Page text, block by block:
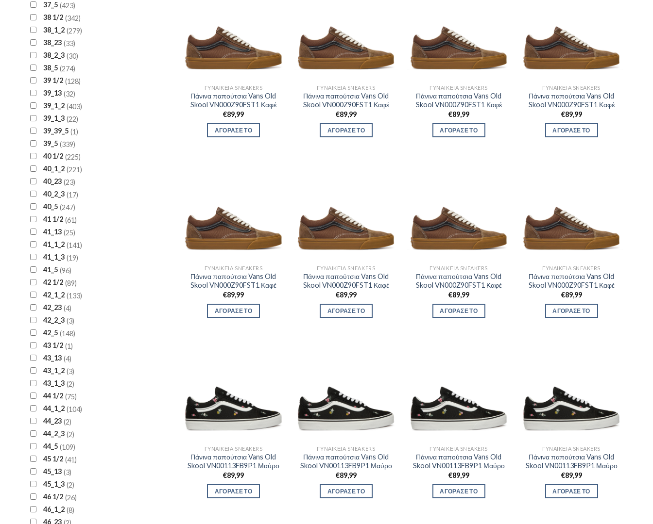
37_5 423
38 1/2 342
38_1_2 279
38_23 33
38_2_3 30
38_5 274
39 1/2 128
39_13 32
39_1_2 403
39_1_3 22
39_39_5 1
39_5 339
40 1/2 225
40_1_2 221
40_23 23
40_2_3 17
40_5 247
41 1/2 61
41_13 25
41_1_2 141
41_1_3 19
41_5 96
42 1/2 89
42_1_2 133
42_23 4
42_2_3 3
42_5 148
43 1/2 1
43_13 4
43_1_2 3
43_1_3 2
44 1/2 75
44_1_2 104
44_23 2
44_2_3 2
44_5 109
45 1/2 41
45_13 3
45_1_3 2
46 1/2 26
46_1_2 8
46_23
ΓΥΝΑΙΚΕΊΑ SNEAKERS
Πάνινα παπούτσια Vans Old
Skool VN000Z90FST1 Καφέ
€89,99
ΑΓΟΡΑΣΕ ΤΟ
ΓΥΝΑΙΚΕΊΑ SNEAKERS
Πάνινα παπούτσια Vans Old
Skool VN000Z90FST1 Καφέ
€89,99
ΑΓΟΡΑΣΕ ΤΟ
ΓΥΝΑΙΚΕΊΑ SNEAKERS
Πάνινα παπούτσια Vans Old
Skool VN000Z90FST1 Καφέ
€89,99
ΑΓΟΡΑΣΕ ΤΟ
ΓΥΝΑΙΚΕΊΑ SNEAKERS
Πάνινα παπούτσια Vans Old
Skool VN000Z90FST1 Καφέ
€89,99
ΑΓΟΡΑΣΕ ΤΟ
ΓΥΝΑΙΚΕΊΑ SNEAKERS
Πάνινα παπούτσια Vans Old
Skool VN000Z90FST1 Καφέ
€89,99
ΑΓΟΡΑΣΕ ΤΟ
ΓΥΝΑΙΚΕΊΑ SNEAKERS
Πάνινα παπούτσια Vans Old
Skool VN000Z90FST1 Καφέ
€89,99
ΑΓΟΡΑΣΕ ΤΟ
ΓΥΝΑΙΚΕΊΑ SNEAKERS
Πάνινα παπούτσια Vans Old
Skool VN000Z90FST1 Καφέ
€89,99
ΑΓΟΡΑΣΕ ΤΟ
ΓΥΝΑΙΚΕΊΑ SNEAKERS
Πάνινα παπούτσια Vans Old
Skool VN000Z90FST1 Καφέ
€89,99
ΑΓΟΡΑΣΕ ΤΟ
ΓΥΝΑΙΚΕΊΑ SNEAKERS
Πάνινα παπούτσια Vans Old
Skool VN00113FB9P1 Μαύρο
€89,99
ΑΓΟΡΑΣΕ ΤΟ
ΓΥΝΑΙΚΕΊΑ SNEAKERS
Πάνινα παπούτσια Vans Old
Skool VN00113FB9P1 Μαύρο
€89,99
ΑΓΟΡΑΣΕ ΤΟ
ΓΥΝΑΙΚΕΊΑ SNEAKERS
Πάνινα παπούτσια Vans Old
Skool VN00113FB9P1 Μαύρο
€89,99
ΑΓΟΡΑΣΕ ΤΟ
ΓΥΝΑΙΚΕΊΑ SNEAKERS
Πάνινα παπούτσια Vans Old
Skool VN00113FB9P1 Μαύρο
€89,99
ΑΓΟΡΑΣΕ ΤΟ